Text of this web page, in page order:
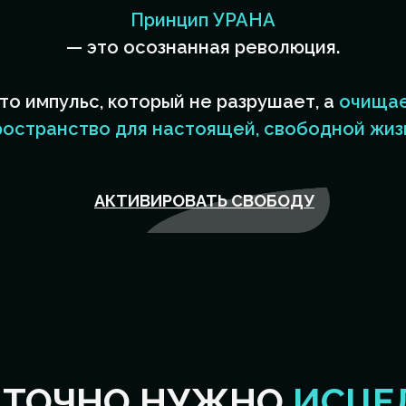
АКТИВИРОВАТЬ СВОБОДУ
Принцип УРАНА
— это осознанная революция.
импульс, который не разрушает, а
для настоящей, свободной